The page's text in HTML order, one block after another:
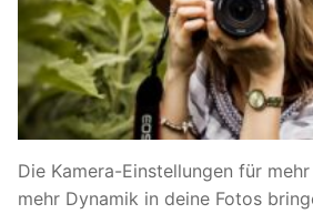
Die Kamera-Einstellungen für
mehr Dynamik in deine Fotos